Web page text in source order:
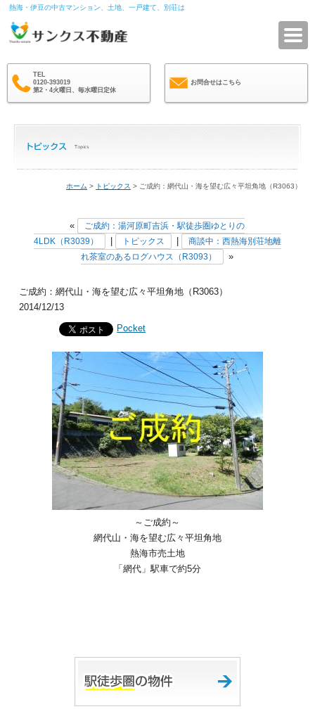
熱海・伊豆の中古マンション、土地、一戸建て、別荘は
TEL
0120-393019
第2・4火曜日、毎水曜日定休
お問合せはこちら
ホーム > トピックス > ご成約：網代山・海を望む広々平坦角地（R3063）
«
ご成約：湯河原町吉浜・駅徒歩圏ゆとりの
4LDK（R3039）
トピックス
商談中：西熱海別荘地離
れ茶室のあるログハウス（R3093）
»
ご成約：網代山・海を望む広々平坦角地（R3063）
2014/12/13
Pocket
～ご成約～
網代山・海を望む広々平坦角地
熱海市売土地
「網代」駅車で約5分